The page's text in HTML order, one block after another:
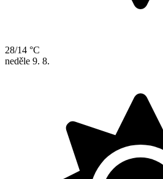
28/14 °C
neděle 9. 8.